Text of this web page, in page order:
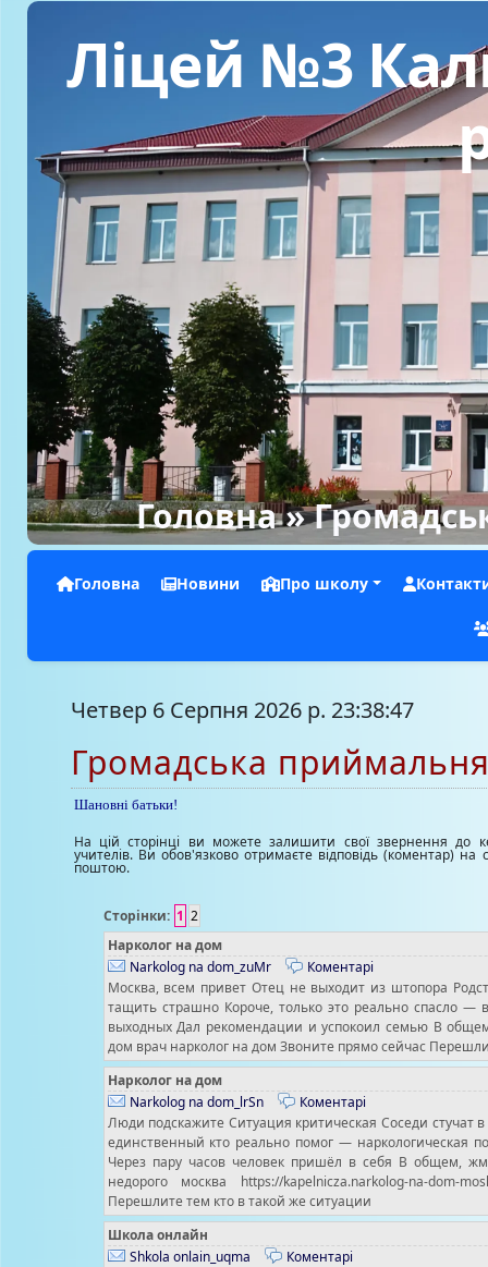
Ліцей №3
Головна»
Головна Новини Про школу
Четвер 6 Серпня 2026 р. 23:38:48
Громадська
Шановні батьки!
На цій сторінці ви можете залишити свої звернення до
учителів. Ви обов'язково отримаєте відповідь (коментар) на
поштою.
Сторінки: 1 2
Нарколог на дом
Narkolog na dom_zuMr
Коментарі
Москва, всем привет Отец не выходит из штопора
тащить страшно Короче, только это реально спасло —
выходных Дал рекомендации и успокоил семью В
дом врач нарколог на дом Звоните прямо сейчас
Нарколог на дом
Narkolog na dom_lrSn
Коментарі
Люди подскажите Ситуация критическая Соседи стучат
единственный кто реально помог — наркологическая
Через пару часов человек пришёл в себя В общем,
недорого москва https://kapelnicza.narkolog-na-
Перешлите тем кто в такой же ситуации
Школа онлайн
Shkola onlain_uqma
Коментарі